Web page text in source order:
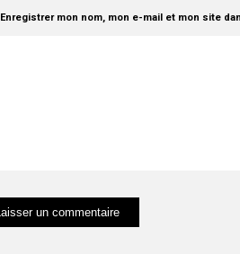
Enregistrer mon nom, mon e-mail et mon site